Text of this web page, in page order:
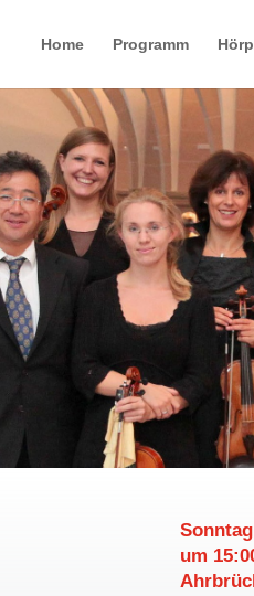
Home Programm
um